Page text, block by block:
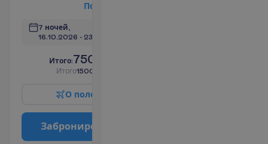
По
7 ночей,
16.10.2026 - 23.10.2026
Итого:750.00
Итого1500.00
О поле
Заброниро